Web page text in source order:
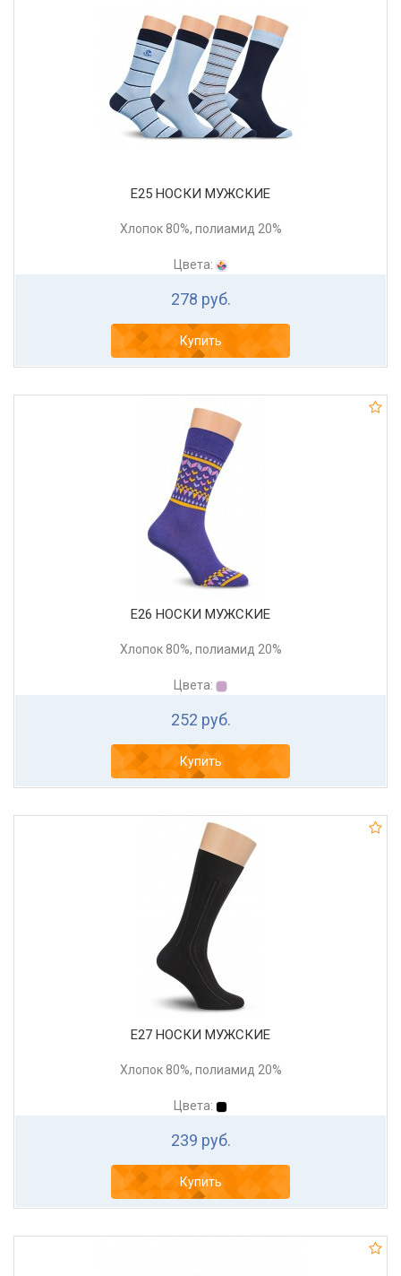
Е25 НОСКИ МУЖСКИЕ
Хлопок 80%, полиамид 20%
Цвета:
278 руб.
Купить
Е26 НОСКИ МУЖСКИЕ
Хлопок 80%, полиамид 20%
Цвета:
252 руб.
Купить
Е27 НОСКИ МУЖСКИЕ
Хлопок 80%, полиамид 20%
Цвета:
239 руб.
Купить